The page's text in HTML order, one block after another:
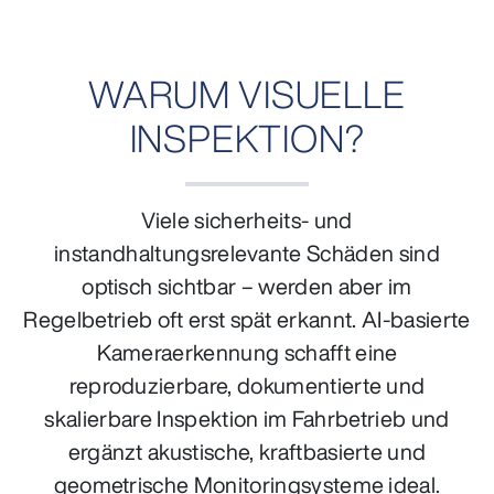
WARUM VISUELLE
INSPEKTION?
Viele sicherheits- und
instandhaltungsrelevante Schäden sind
optisch sichtbar – werden aber im
Regelbetrieb oft erst spät erkannt. AI-basierte
Kameraerkennung schafft eine
reproduzierbare, dokumentierte und
skalierbare Inspektion im Fahrbetrieb und
ergänzt akustische, kraftbasierte und
geometrische Monitoringsysteme ideal.